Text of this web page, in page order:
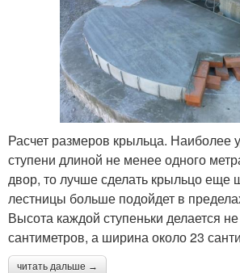
Расчет размеров крыльца. Наиболее
ступени длиной не менее одного
двор, то лучше сделать крыльцо еще
лестницы больше подойдет в
Высота каждой ступеньки делается
сантиметров, а ширина около 23
читать дальше →